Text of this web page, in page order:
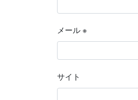
メール※
サイト